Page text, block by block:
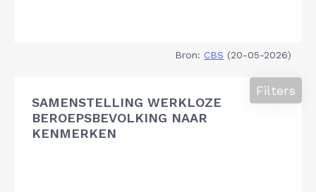
Bron: CBS (20-05-2026)
SAMENSTELLING WERKLOZE
BEROEPSBEVOLKING NAAR
KENMERKEN
Filters